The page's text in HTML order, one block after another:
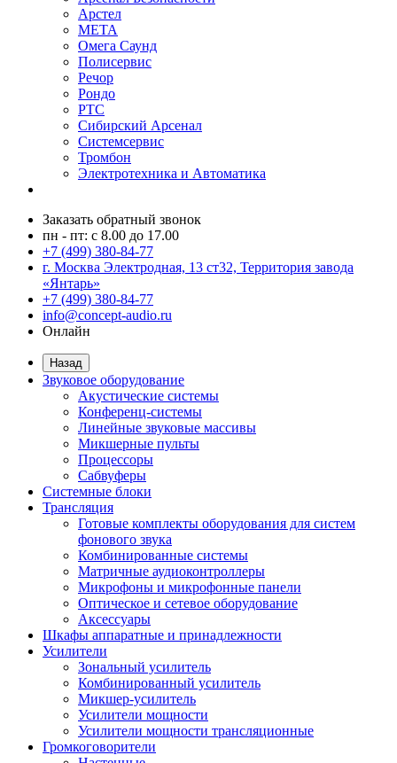
Арстел
МЕТА
Омега Саунд
Полисервис
Речор
Рондо
РТС
Сибирский Арсенал
Системсервис
Тромбон
Электротехника и Автоматика
Заказать обратный звонок
пн - пт: с 8.00 до 17.00
+7 (499) 380-84-77
г. Москва Электродная, 13 ст32, Территория завода
«Янтарь»
+7 (499) 380-84-77
info@concept-audio.ru
Онлайн
Назад
Звуковое оборудование
Акустические системы
Конференц-системы
Линейные звуковые массивы
Микшерные пульты
Процессоры
Сабвуферы
Системные блоки
Трансляция
Готовые комплекты оборудования для систем
фонового звука
Комбинированные системы
Матричные аудиоконтроллеры
Микрофоны и микрофонные панели
Оптическое и сетевое оборудование
Аксессуары
Шкафы аппаратные и принадлежности
Усилители
Зональный усилитель
Комбинированный усилитель
Микшер-усилитель
Усилители мощности
Усилители мощности трансляционные
Громкоговорители